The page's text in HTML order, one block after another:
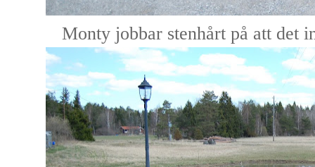
Monty jobbar stenhårt på att det